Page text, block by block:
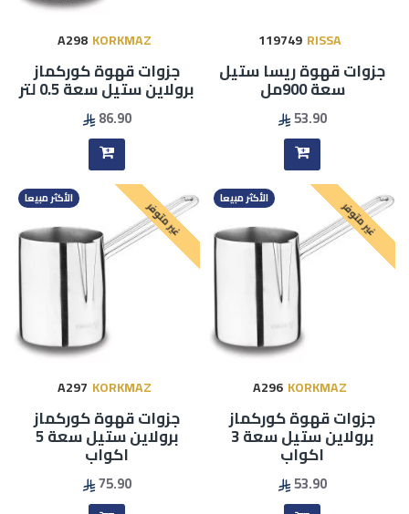
RISSA
119749
جزوات قهوة ريسا ستيل
سعة 900مل
53.90
KORKMAZ
A298
جزوات قهوة كوركماز
برولاين ستيل سعة 0.5 لتر
86.90
الأكثر مبيعا غير متوفر
KORKMAZ
A296
جزوات قهوة كوركماز
برولاين ستيل سعة 3
اكواب
53.90
الأكثر مبيعا غير متوفر
KORKMAZ
A297
جزوات قهوة كوركماز
برولاين ستيل سعة 5
اكواب
75.90